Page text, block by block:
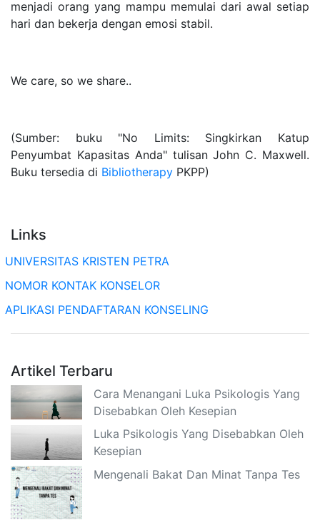
menjadi orang yang mampu memulai dari awal setiap
hari dan bekerja dengan emosi stabil.
We care, so we share..
(Sumber: buku "No Limits: Singkirkan Katup
Penyumbat Kapasitas Anda" tulisan John C. Maxwell.
Buku tersedia di Bibliotherapy PKPP)
Links
UNIVERSITAS KRISTEN PETRA
NOMOR KONTAK KONSELOR
APLIKASI PENDAFTARAN KONSELING
Artikel Terbaru
Cara Menangani Luka Psikologis Yang
Disebabkan Oleh Kesepian
Luka Psikologis Yang Disebabkan Oleh
Kesepian
Mengenali Bakat Dan Minat Tanpa Tes